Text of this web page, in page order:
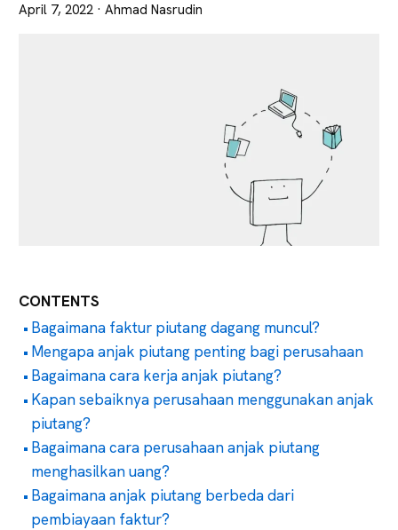
April 7, 2022 · Ahmad Nasrudin
CONTENTS
Bagaimana faktur piutang dagang muncul?
Mengapa anjak piutang penting bagi perusahaan
Bagaimana cara kerja anjak piutang?
Kapan sebaiknya perusahaan menggunakan anjak
piutang?
Bagaimana cara perusahaan anjak piutang
menghasilkan uang?
Bagaimana anjak piutang berbeda dari
pembiayaan faktur?